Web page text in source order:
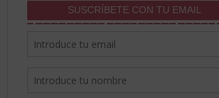
SUSCRÍBETE CON TU EMAIL